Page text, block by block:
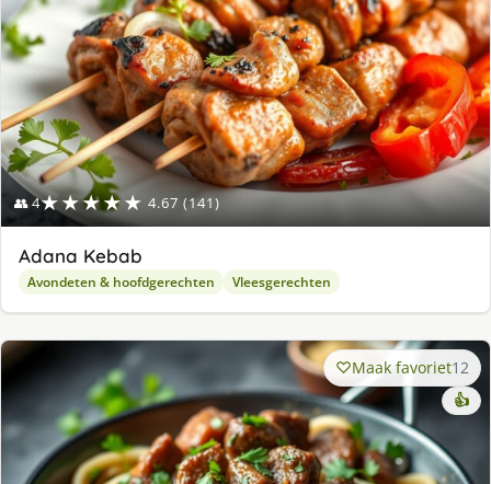
👥 4★★★★★ 4.67 (141)
Adana Kebab
Avondeten & hoofdgerechten Vleesgerechten
Maak favoriet12
👍